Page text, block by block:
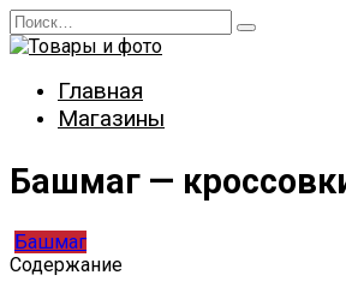
Перейти
к
Search
for:
Главная
Магазины
Башмаг —
Башмаг
Содержание